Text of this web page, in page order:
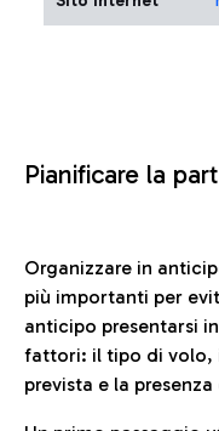
Pianificare la
Organizzare in
più importanti per
anticipo presentarsi
fattori: il tipo di volo,
prevista e la